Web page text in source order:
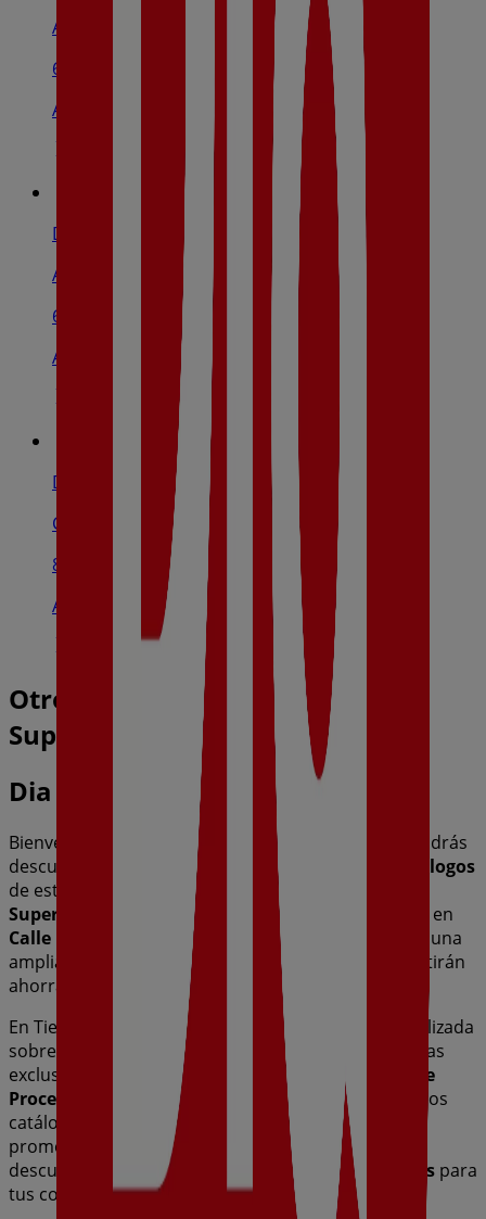
Avenida De Irlanda, S/N, Toledo
6.7 km
Abierto
Dia
Avenida De Francia, S/N, Toledo
6.8 km
Abierto
Dia
Calle Panamá, 4, Toledo
8.1 km
Abierto
Otros negocios de Hiper-
Supermercados en Bargas
Dia
Bienvenido a la tienda de
en Tiendeo, donde podrás
descubrir las mejores
ofertas promociones
catálogos
de esta destacada marca del sector de
Supermercados
. Nuestra tienda física está ubicada en
Calle Procesiones, 5
Bargas
, y en ella encontrarás una
amplia gama de productos de calidad que te permitirán
ahorrar durante todo el
agosto de 2026
En Tiendeo te ofrecemos toda la información actualizada
sobre
, como los horarios de apertura, las ofertas
exclusivas y la ubicación exacta de la tienda en
Calle
Procesiones, 5
. Además, tendrás acceso a los últimos
catálogos de
, donde podrás descubrir las
promociones más recientes y aprovechar grandes
descuentos en productos de
Hiper-Supermercados para
tus compras enBargas